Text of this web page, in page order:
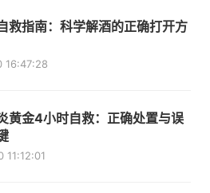
救指南：科学解酒的正确打开方
16:47:28
黄金4小时自救：正确处置与误
11:12:01